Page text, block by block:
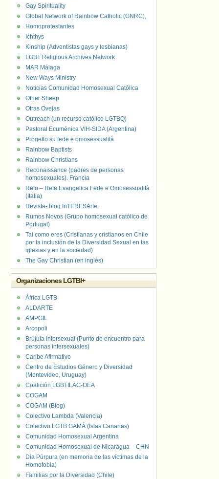
Gay Spirituality
Global Network of Rainbow Catholic (GNRC),
Homoprotestantes
Ichthys
Kinship (Adventistas gays y lesbianas)
LGBT Religious Archives Network
MAR Málaga
New Ways Ministry
Noticias Comunidad Homosexual Católica
Other Sheep
Otras Ovejas
Outreach (un recurso católico LGTBQ)
Pastoral Ecuménica VIH-SIDA (Argentina)
Progetto su fede e omosessualità
Rainbow Baptists
Rainbow Christians
Reconaissance (padres de personas
homosexuales). Francia
Refo – Rete Evangelica Fede e Omosessualità
(Italia)
Revista- blog InTERESArte.
Rumos Novos (Grupo homosexual católico de
Portugal)
Tal como eres (Cristianas y cristianos en Chile
por la inclusión de la Diversidad Sexual en las
iglesias y en la sociedad)
The Gay Christian (en inglés)
Organizaciones LGTBI+
África LGTB
ALDARTE
AMPGIL
Arcopoli
Brújula Intersexual (Punto de encuentro para
personas intersexuales)
Caribe Afirmativo
Centro de Estudios Género y Diversidad
(Montevideo, Uruguay)
Coalición LGBTILAC-OEA
COGAM
COGAM (Blog)
Colectivo Lambda (Valencia)
Colectivo LGTB GAMÁ (Islas Canarias)
Comunidad Homosexual Argentina
Comunidad Homosexual de Nicaragua – CHN
Día Púrpura (en memoria de las víctimas de la
Homofobia)
Familias por la Diversidad (Chile)